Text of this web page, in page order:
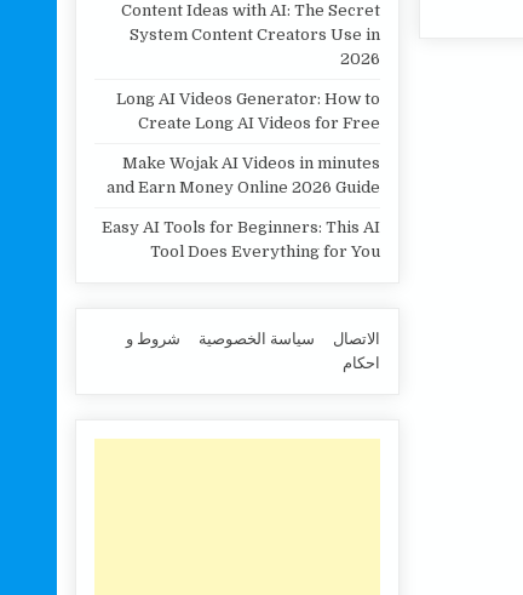
Content Ideas with AI: The Secret
System Content Creators Use in
2026
Long AI Videos Generator: How to
Create Long AI Videos for Free
Make Wojak AI Videos in minutes
and Earn Money Online 2026 Guide
Easy AI Tools for Beginners: This AI
Tool Does Everything for You
الاتصال سياسة الخصوصية
شروط و
احكام